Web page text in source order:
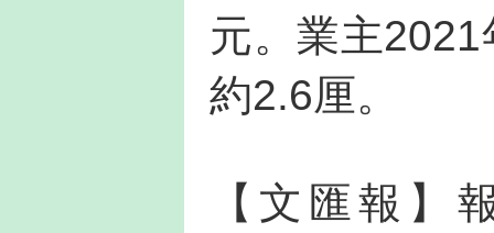
元。業主
約2.6厘。
【文匯報】